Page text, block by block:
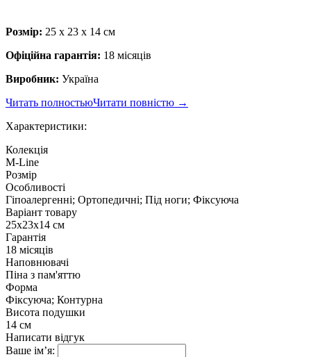
Розмір: 25 х 23 х 14 см
Офіційна гарантія: 18 місяців
Виробник: Україна
Читать полностьюЧитати повністю →
Характеристики:
Колекція
M-Line
Розмір
Особливості
Гіпоалергенні; Ортопедичні; Під ноги; Фіксуюча
Варіант товару
25х23х14 см
Гарантія
18 місяців
Наповнювачі
Піна з пам'яттю
Форма
Фіксуюча; Контурна
Висота подушки
14 см
Написати відгук
Ваше ім’я: